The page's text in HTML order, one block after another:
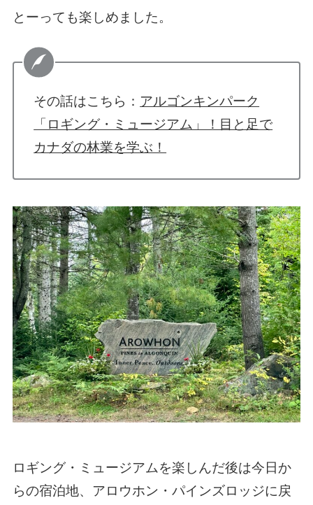
とーっても楽しめました。
その話はこちら： アルゴンキンパーク
「ロギング・ミュージアム」！目と足で
カナダの林業を学ぶ！
ロギング・ミュージアムを楽しんだ後は今日か
らの宿泊地、アロウホン・パインズロッジに戻